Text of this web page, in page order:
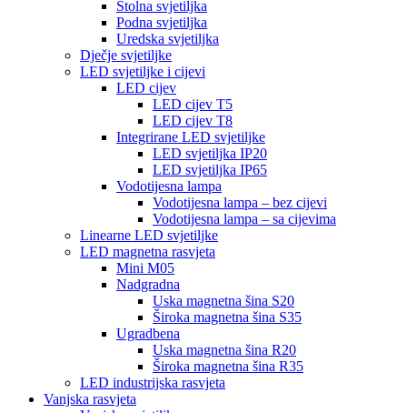
Stolna svjetiljka
Podna svjetiljka
Uredska svjetiljka
Dječje svjetiljke
LED svjetiljke i cijevi
LED cijev
LED cijev T5
LED cijev T8
Integrirane LED svjetiljke
LED svjetiljka IP20
LED svjetiljka IP65
Vodotijesna lampa
Vodotijesna lampa – bez cijevi
Vodotijesna lampa – sa cijevima
Linearne LED svjetiljke
LED magnetna rasvjeta
Mini M05
Nadgradna
Uska magnetna šina S20
Široka magnetna šina S35
Ugradbena
Uska magnetna šina R20
Široka magnetna šina R35
LED industrijska rasvjeta
Vanjska rasvjeta